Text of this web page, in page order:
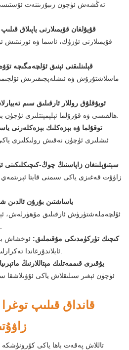
تەڭشەش ئۈچۈن زىبۇزىننەت
قۇيۇلغان قۇيمىلارنى ياپىلاق
قۇيمىلارنى ئۈزۈك، ئاسما ۋە ئورنىتىش
قېلىنلىقنى ئېنىق ئۆلچەمگىچە
ماسلاشتۇرۇش ۋە ئىشلەپچىقىرىش
ئويۇقلۇق روللار ئارقىلىق سىم
ھالقىسى ۋە قۇرۇلما ئېلېمېنتلىرى ئۈچۈن بىردەك سىم ئىشلەپچىقىرىدۇ.
توقۇلما ۋە بېزەكلىك بېزەكلەرنى
ئىشلىرى ئۈچۈن نەقىش رولىكلىرى
سېتىۋېلىنغان زاپاسنىڭ چوڭ-
زاۋۇت قەغىزى ياكى سىمنى قايتا ئېرىتمەي
ياساشتىن بۇرۇن ئالدىن
ئۆلچەملەشتۈرۈش ئارقىلىق مۆھۈرلەش،
لېھىملەشنى ئاسانلاشتۇرىدۇ.
كىچىك تۈركۈمدىكى مۇقىملىق: ئوخشاش
ئايلاندۇرغاندا تەكرارلىنىدىغان چىقىرىشنى قوللايدۇ.
يۇقىرى قىممەتلىك مېتاللارنىڭ
ئۈچۈن ئېغىر سىلىقلاش ياكى ئۇۋىلاشقا
قانداق قىلىپ توغرا
تاللاش پەقەت باھا ياكى